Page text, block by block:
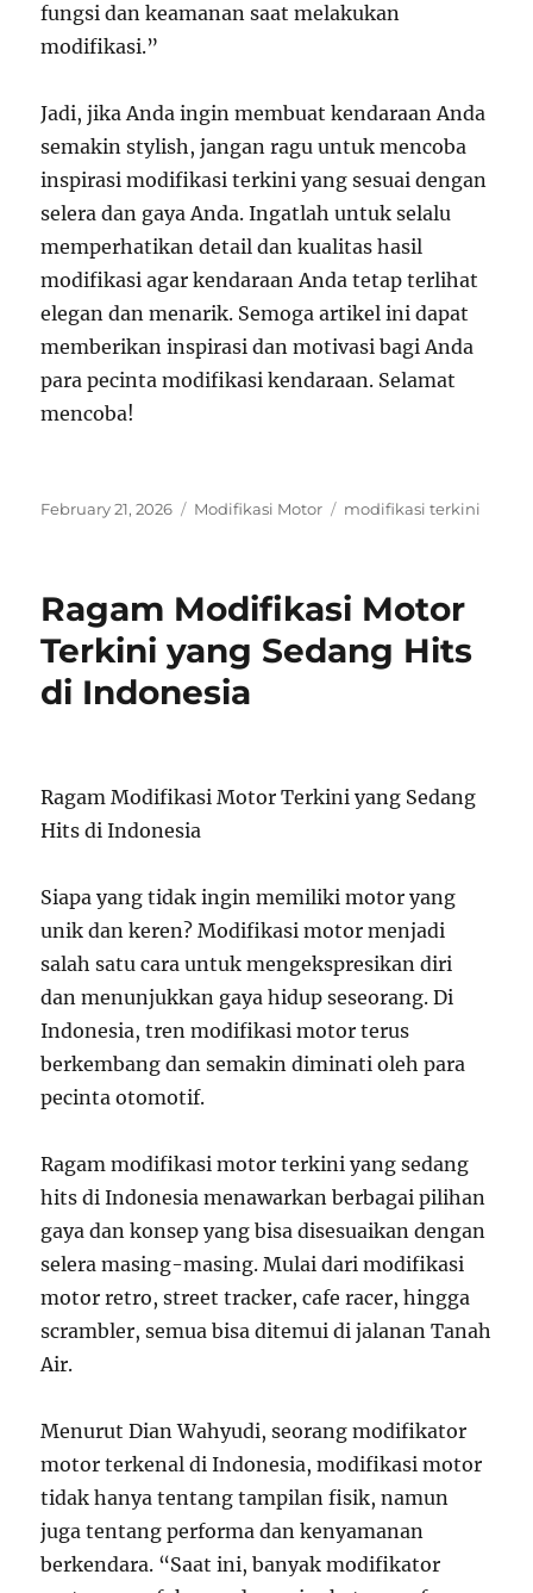
fungsi dan keamanan saat melakukan
modifikasi.”
Jadi, jika Anda ingin membuat kendaraan Anda
semakin stylish, jangan ragu untuk mencoba
inspirasi modifikasi terkini yang sesuai dengan
selera dan gaya Anda. Ingatlah untuk selalu
memperhatikan detail dan kualitas hasil
modifikasi agar kendaraan Anda tetap terlihat
elegan dan menarik. Semoga artikel ini dapat
memberikan inspirasi dan motivasi bagi Anda
para pecinta modifikasi kendaraan. Selamat
mencoba!
Posted
February 21, 2026 Categories
Modifikasi Motor Tags
modifikasi terkini
Ragam Modifikasi Motor
Terkini yang Sedang Hits
di Indonesia
Ragam Modifikasi Motor Terkini yang Sedang
Hits di Indonesia
Siapa yang tidak ingin memiliki motor yang
unik dan keren? Modifikasi motor menjadi
salah satu cara untuk mengekspresikan diri
dan menunjukkan gaya hidup seseorang. Di
Indonesia, tren modifikasi motor terus
berkembang dan semakin diminati oleh para
pecinta otomotif.
Ragam modifikasi motor terkini yang sedang
hits di Indonesia menawarkan berbagai pilihan
gaya dan konsep yang bisa disesuaikan dengan
selera masing-masing. Mulai dari modifikasi
motor retro, street tracker, cafe racer, hingga
scrambler, semua bisa ditemui di jalanan Tanah
Air.
Menurut Dian Wahyudi, seorang modifikator
motor terkenal di Indonesia, modifikasi motor
tidak hanya tentang tampilan fisik, namun
juga tentang performa dan kenyamanan
berkendara. “Saat ini, banyak modifikator